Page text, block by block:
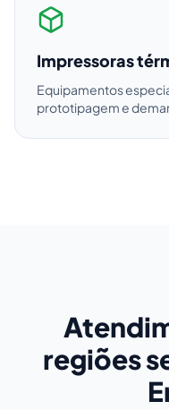
Impressoras
Equipamentos
prototipagem e
regiões